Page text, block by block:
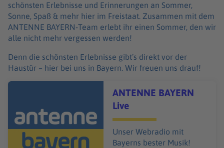
schönsten Erlebnisse und Erinnerungen an Sommer,
Sonne, Spaß & mehr hier im Freistaat. Zusammen mit dem
ANTENNE BAYERN-Team erlebt ihr einen Sommer, den wir
alle nicht mehr vergessen werden!
Denn die schönsten Erlebnisse gibt’s direkt vor der
Haustür – hier bei uns in Bayern. Wir freuen uns drauf!
Audiotitel - ANTENNE BAYERN Live
ANTENNE BAYERN
Live
Unser Webradio mit
Bayerns bester Musik!